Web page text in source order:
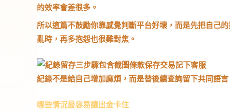
的效率會差很多。
所以這篇不鼓勵你靠感覺判斷平台好壞，而是先把自己
亂時，再多抱怨也很難對焦。
紀錄不是給自己增加麻煩，而是替後續查詢留下共同語言
哪些情況最容易讓出金卡住